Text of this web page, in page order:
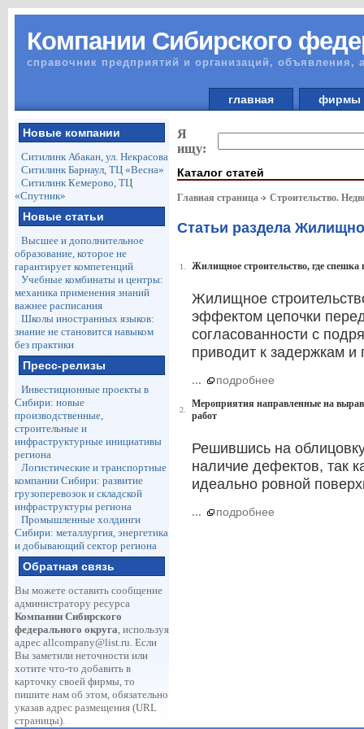
Компании Сибирского
справочник предприятий и организаций, объявления,
главная
Новые компании
Ситилинк Абакан, ул. Некрасова
Ситилинк Барнаул, ТЦ «Весна»
Ситилинк Кемерово, ТЦ
«Спутник»
Новые статьи
Высшее и дополнительное
образование, которое не
гарантирует компетенций
Учебные комбинаты и центры:
механика применения знаний
важнее расписания
Школы иностранных языков:
знание не становится навыком
без практики
Пресс-релизы
Инвестиционные проекты в
Сибири: новые
производственные,
строительные и
инфраструктурные инициативы
региона
Логистические и транспортные
компании Сибири: развитие
грузоперевозок и складской
инфраструктуры региона
Промышленные холдинги
Сибири: металлургия, энергетика
и добывающий сектор региона
Обратная связь
Вы можете оставить сообщение
администратору ресурса
Компании Сибирского
федерального округа, используя
адрес allcompany@list.ru. Если
Вы заметили неточности или
хотите что-то добавить в
карточку своей фирмы, то
пишите нам об этом, обязательно
указав адрес размещения (URL
страницы).
Я
ищу:
Каталог статей
Главная страница Строительство.
Статьи раздела
1. Жилищное строительство, где спешка
Жилищное
эффектом цепочки
согласованности с
приводит к задержкам и
... подробнее
2.
Мероприятия направленные на
работ
Решившись на
наличие дефектов, так
идеально ровной
... подробнее